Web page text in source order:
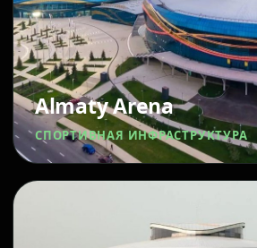
Almaty Arena
СПОРТИВНАЯ ИНФРАСТРУКТУРА